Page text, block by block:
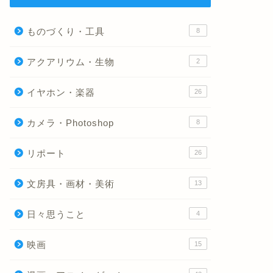
ものづくり・工具 8
アクアリウム・生物 2
イヤホン・楽器 26
カメラ・Photoshop 8
リポート 26
文房具・画材・美術 13
日々思うこと 4
映画 15